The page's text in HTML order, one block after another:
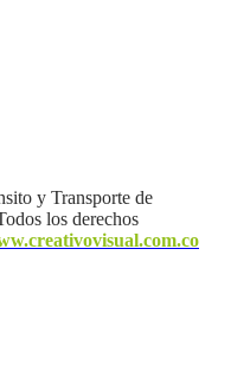
y Transporte de
los derechos